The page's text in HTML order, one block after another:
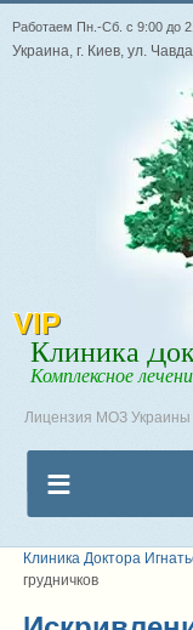
Работаем Пн.-Сб. с 9:00 до
Украина, г. Киев, ул.
VIP
Клиника
Комплексное
Лицензия МОЗ
Клиника Доктора
грудничков